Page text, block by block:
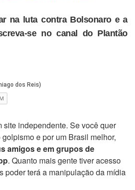
na luta contra Bolsonaro e a
se no canal do Plantão
site independente. Se você quer
e por um Brasil melhor,
amigos e em grupos de
. Quanto mais gente tiver acesso
poder terá a manipulação da mídia